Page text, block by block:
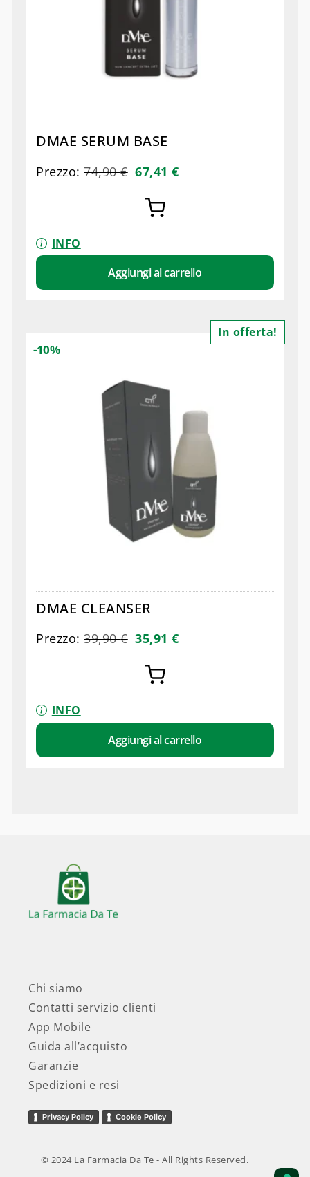
DMAE SERUM BASE
Prezzo:74,90€ 67,41€
INFO
Aggiungi al carrello
DMAE CLEANSER
Prezzo:39,90€ 35,91€
INFO
Aggiungi al carrello
In offerta!
-10%
Chi siamo
Contatti servizio clienti
App Mobile
Guida all’acquisto
Garanzie
Spedizioni e resi
Privacy Policy Cookie Policy
© 2024 La Farmacia Da Te - All Rights Reserved.